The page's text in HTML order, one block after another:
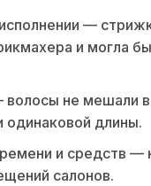
—
и могла
не мешали в
одинаковой длины.
и средств —
салонов.